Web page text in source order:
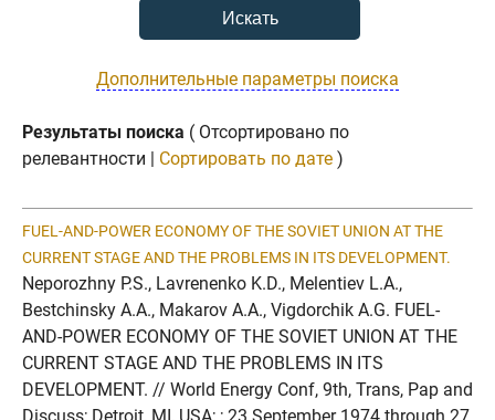
Дополнительные параметры поиска
Результаты поиска ( Отсортировано по
релевантности | Сортировать по дате )
FUEL-AND-POWER ECONOMY OF THE SOVIET UNION AT THE
CURRENT STAGE AND THE PROBLEMS IN ITS DEVELOPMENT.
Neporozhny P.S., Lavrenenko K.D., Melentiev L.A.,
Bestchinsky A.A., Makarov A.A., Vigdorchik A.G. FUEL-
AND-POWER ECONOMY OF THE SOVIET UNION AT THE
CURRENT STAGE AND THE PROBLEMS IN ITS
DEVELOPMENT. // World Energy Conf, 9th, Trans, Pap and